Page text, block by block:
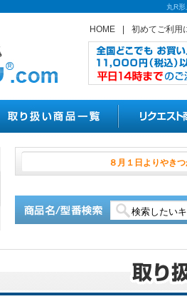
丸R
HOME 初めてご利用
８月１日よ